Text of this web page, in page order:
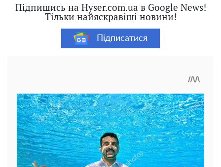
Підпишись на Hyser.com.ua в Google News!
Тільки найяскравіші новини!
Підписатися